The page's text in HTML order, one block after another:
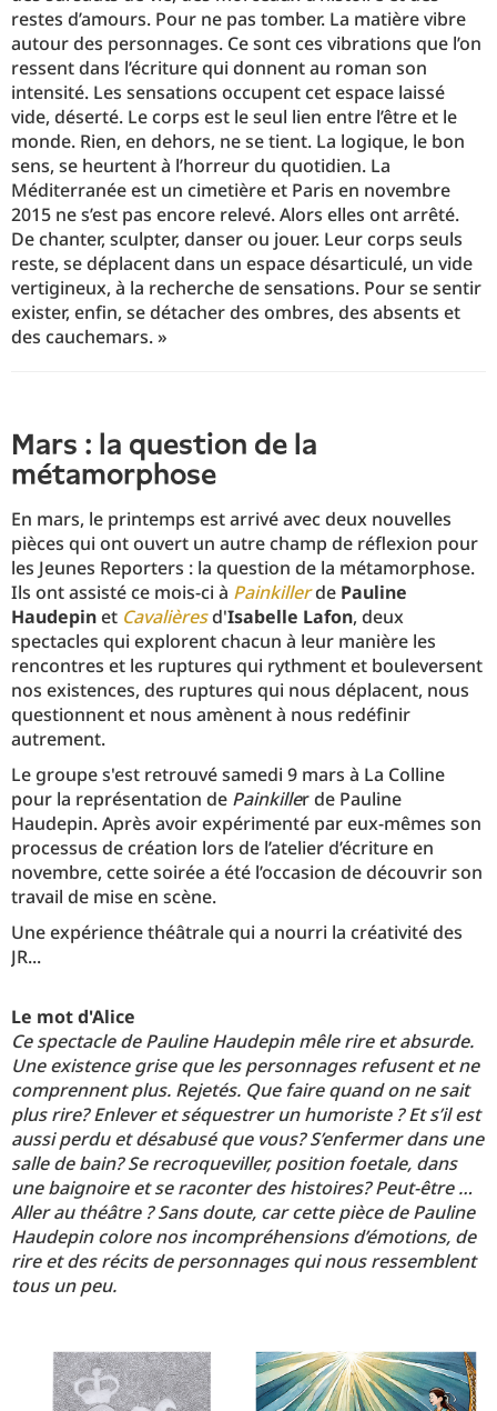
restes d’amours. Pour ne pas tomber. La matière vibre
autour des personnages. Ce sont ces vibrations que l’on
ressent dans l’écriture qui donnent au roman son
intensité. Les sensations occupent cet espace laissé
vide, déserté. Le corps est le seul lien entre l’être et le
monde. Rien, en dehors, ne se tient. La logique, le bon
sens, se heurtent à l’horreur du quotidien. La
Méditerranée est un cimetière et Paris en novembre
2015 ne s’est pas encore relevé. Alors elles ont arrêté.
De chanter, sculpter, danser ou jouer. Leur corps seuls
reste, se déplacent dans un espace désarticulé, un vide
vertigineux, à la recherche de sensations. Pour se sentir
exister, enfin, se détacher des ombres, des absents et
des cauchemars. »
Mars : la question de la
métamorphose
En mars, le printemps est arrivé avec deux nouvelles
pièces qui ont ouvert un autre champ de réflexion pour
les Jeunes Reporters : la question de la métamorphose.
Ils ont assisté ce mois-ci à Painkillerde Pauline
Haudepinet Cavalièresd'Isabelle Lafon, deux
spectacles qui explorent chacun à leur manière les
rencontres et les ruptures qui rythment et bouleversent
nos existences, des ruptures qui nous déplacent, nous
questionnent et nous amènent à nous redéfinir
autrement.
Le groupe s'est retrouvé samedi 9 mars à La Colline
pour la représentation de Painkiller de Pauline
Haudepin. Après avoir expérimenté par eux-mêmes son
processus de création lors de l’atelier d’écriture en
novembre, cette soirée a été l’occasion de découvrir son
travail de mise en scène.
Une expérience théâtrale qui a nourri la créativité des
JR...
Le mot d'Alice
Ce spectacle de Pauline Haudepin mêle rire et absurde.
Une existence grise que les personnages refusent et ne
comprennent plus. Rejetés. Que faire quand on ne sait
plus rire? Enlever et séquestrer un humoriste ? Et s’il est
aussi perdu et désabusé que vous? S’enfermer dans une
salle de bain? Se recroqueviller, position foetale, dans
une baignoire et se raconter des histoires? Peut-être …
Aller au théâtre ? Sans doute, car cette pièce de Pauline
Haudepin colore nos incompréhensions d’émotions, de
rire et des récits de personnages qui nous ressemblent
tous un peu.